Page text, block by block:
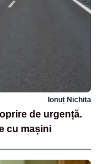
Ionuț Nichita
de urgență.
cu mașini